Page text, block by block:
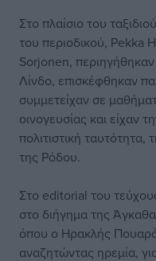
Στο πλαίσιο του
του περιοδικού,
Sorjonen,
Λίνδο, επισκέφθηκαν
συμμετείχαν σε
οινογευσίας και είχαν
πολιτιστική ταυτότητα,
της Ρόδου.
Στο editorial του
στο διήγημα της
όπου ο Ηρακλής Πουαρό
αναζητώντας ηρεμία,